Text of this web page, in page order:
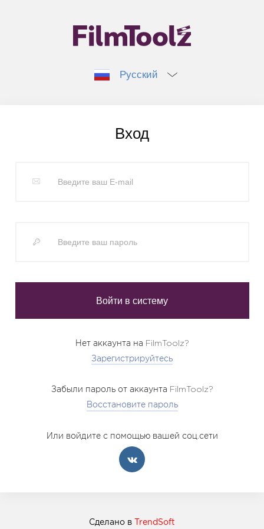
Русский
Вход
Нет аккаунта на FilmToolz?
Зарегистрируйтесь
Забыли пароль от аккаунта FilmToolz?
Восстановите пароль
Или войдите с помощью вашей соц.сети
Сделано в TrendSoft